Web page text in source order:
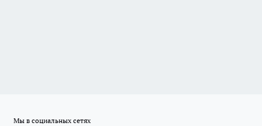
Мы в социальных сетях